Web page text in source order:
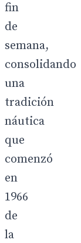
fin
de
semana,
consolidando
una
tradición
náutica
que
comenzó
en
1966
de
la